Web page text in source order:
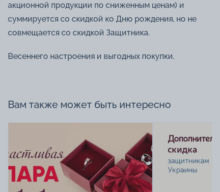
акционной продукции по сниженным ценам) и
суммируется со скидкой ко Дню рождения, но не
совмещается со скидкой Защитника.
Весеннего настроения и выгодных покупки.
Вам также может быть интересно